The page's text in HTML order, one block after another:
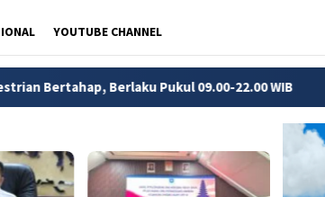
YOUTUBE CHANNEL
Berlaku Pukul 09.00-22.00 WIB Soto Tauto